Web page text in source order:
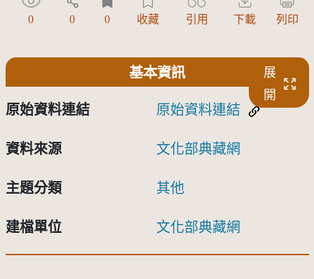
0 0 0 收藏 引用 下載 列印
基本資訊
展
開
原始資料連結 原始資料連結
資料來源 文化部典藏網
主題分類 其他
建檔單位 文化部典藏網